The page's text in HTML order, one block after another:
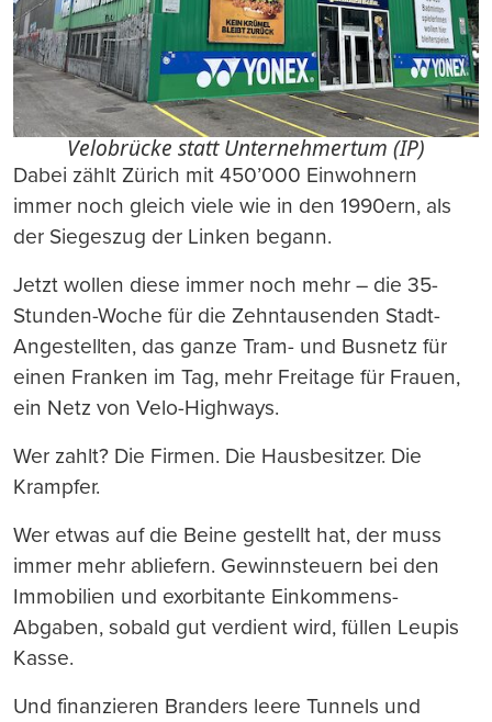
Velobrücke statt Unternehmertum (IP)
Dabei zählt Zürich mit 450’000 Einwohnern
immer noch gleich viele wie in den 1990ern, als
der Siegeszug der Linken begann.
Jetzt wollen diese immer noch mehr – die 35-
Stunden-Woche für die Zehntausenden Stadt-
Angestellten, das ganze Tram- und Busnetz für
einen Franken im Tag, mehr Freitage für Frauen,
ein Netz von Velo-Highways.
Wer zahlt? Die Firmen. Die Hausbesitzer. Die
Krampfer.
Wer etwas auf die Beine gestellt hat, der muss
immer mehr abliefern. Gewinnsteuern bei den
Immobilien und exorbitante Einkommens-
Abgaben, sobald gut verdient wird, füllen Leupis
Kasse.
Und finanzieren Branders leere Tunnels und